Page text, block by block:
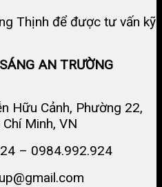
Thịnh để được tư vấn kỹ
AN TRƯỜNG
Hữu Cảnh, Phường 22,
Minh, VN
– 0984.992.924